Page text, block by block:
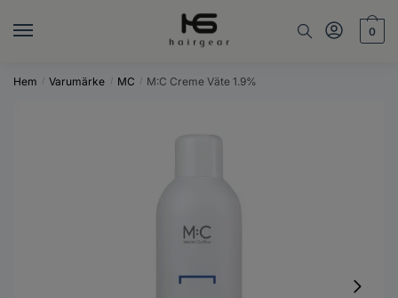
0
Hem / Varumärke / MC / M:C Creme Väte 1.9%